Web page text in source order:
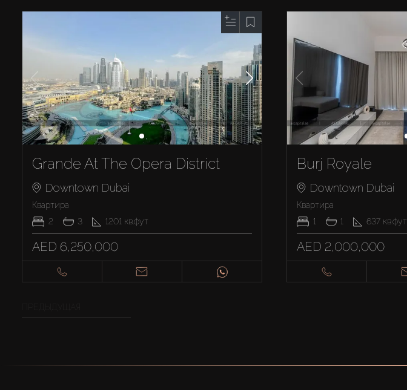
Grande At The Opera District
Downtown Dubai
Квартира
2
3 1201 кв.фут
AED 6,250,000
Burj Royale
Downtown Dubai
Квартира
1
1 637 кв.фут
AED 2,000,000